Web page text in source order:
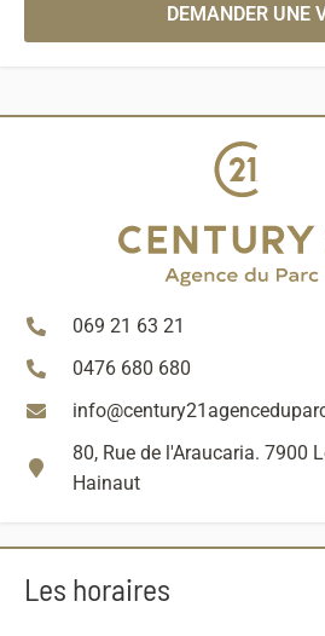
DEMANDER UNE
069 21 63 21
0476 680 680
80, Rue de l'Araucaria. 7900
Hainaut
Les horaires